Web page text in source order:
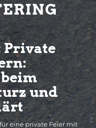
und
eine private Feier mit